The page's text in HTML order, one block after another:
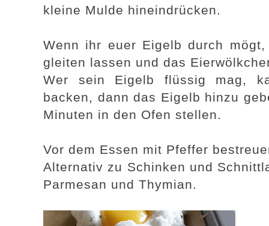
kleine Mulde hineindrücken.
Wenn ihr euer Eigelb durch
gleiten lassen und das
Wer sein Eigelb flüssig mag,
backen, dann das Eigelb hinzu
Minuten in den Ofen stellen.
Vor dem Essen mit Pfeffer
Alternativ zu Schinken und
Parmesan und Thymian.